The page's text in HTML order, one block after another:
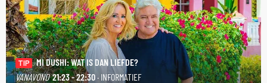
TIP
MI DUSHI: WAT IS DAN LIEFDE?
VANAVOND 21:23 - 22:30 · INFORMATIEF